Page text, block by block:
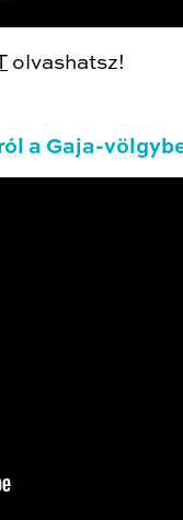
olvashatsz!
a Gaja-